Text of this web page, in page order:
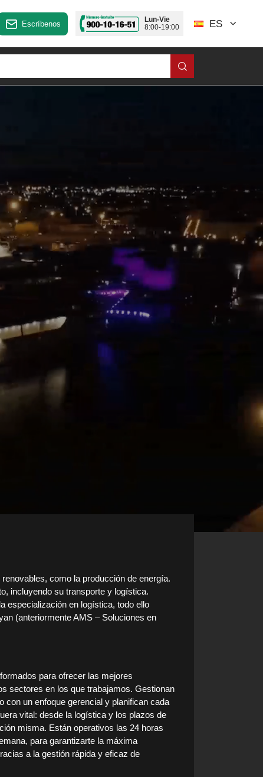
Escríbenos
Lun-Vie
8:00-19:00
ES
como la producción de energía.
incluyendo su transporte y logística.
especialización en logística, todo ello
(anteriormente AMS – Soluciones en
para ofrecer las mejores
sectores en los que trabajamos. Gestionan
con un enfoque gerencial y planifican cada
vital: desde la logística y los plazos de
misma. Están operativos las 24 horas
para garantizarte la máxima
a la gestión rápida y eficaz de